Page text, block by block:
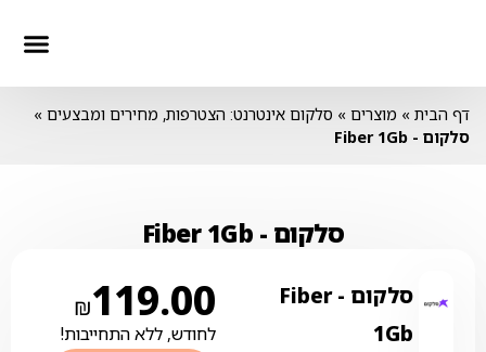
דף הבית » מוצרים » סלקום אינטרנט: הצטרפות, מחירים ומבצעים »
סלקום ‏- ‏Fiber 1Gb
סלקום ‏- ‏Fiber 1Gb
סלקום ‏- ‏Fiber
1Gb
₪119.00
לחודש, ללא התחייבות!